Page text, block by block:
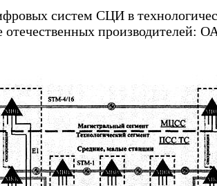
систем СЦИ в
отечественных